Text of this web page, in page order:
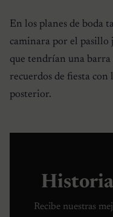
En los planes de boda
caminara por el pasillo
que tendrían una barra
recuerdos de fiesta
posterior.
Recibe nuestras